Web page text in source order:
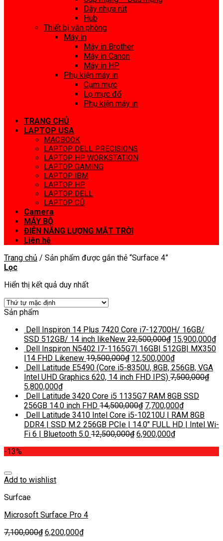
Dây nhựa rút
Hub
Thiết bị văn phòng
Máy in
Máy in Brother
Máy in Canon
Máy in HP
Phụ kiện máy in
Cụm mực
Lọ mực đổ
Phụ kiện máy in
TRANG CHỦ
LAPTOP USA
MACBOOK
LAPTOP DELL PRECISIONS
LAPTOP HP WORKSTATION
LAPTOP GAMING
LAPTOP IBM
LAPTOP HP
LAPTOP DELL
LAPTOP CŨ
Camera
MÁY BỘ
ĐIỆN NĂNG LƯỢNG MẶT TRỜI
Liên hệ
Trang chủ / Sản phẩm được gắn thẻ “Surface 4”
Lọc
Hiển thị kết quả duy nhất
Sản phẩm
Dell Inspiron 14 Plus 7420 Core i7-12700H/ 16GB/
SSD 512GB/ 14 inch likeNew 22,500,000₫ 15,900,000₫
Dell Inspiron N5402 I7-1165G7| 16GB| 512GB| MX350
|14 FHD Likenew 19,500,000₫ 12,500,000₫
Dell Latitude E5490 (Core i5-8350U, 8GB, 256GB, VGA
Intel UHD Graphics 620, 14 inch FHD IPS) 7,500,000₫
5,800,000₫
Dell Latitude 3420 Core i5 1135G7 RAM 8GB SSD
256GB 14.0 inch FHD 14,500,000₫ 7,700,000₫
Dell Latitude 3410 Intel Core i5-10210U | RAM 8GB
DDR4 | SSD M.2 256GB PCIe | 14.0″ FULL HD | Intel Wi-
Fi 6 | Bluetooth 5.0 12,500,000₫ 6,900,000₫
-13%
Add to wishlist
Surfcae
Microsoft Surface Pro 4
7,100,000₫ 6,200,000₫